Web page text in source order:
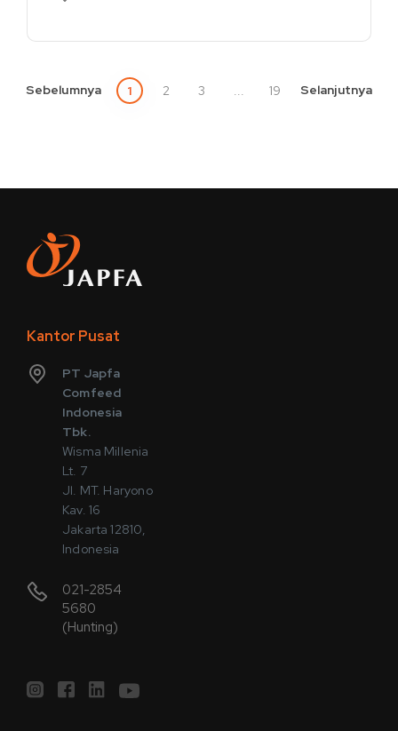
Sebelumnya 1 2 3 ... 19 Selanjutnya
Kantor Pusat
PT Japfa
Comfeed
Indonesia
Tbk.
Wisma Millenia
Lt. 7
Jl. MT. Haryono
Kav. 16
Jakarta 12810,
Indonesia
021-2854
5680
(Hunting)